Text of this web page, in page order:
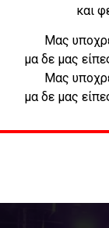
και
Μας
μα δε μας
Μας
μα δε μας